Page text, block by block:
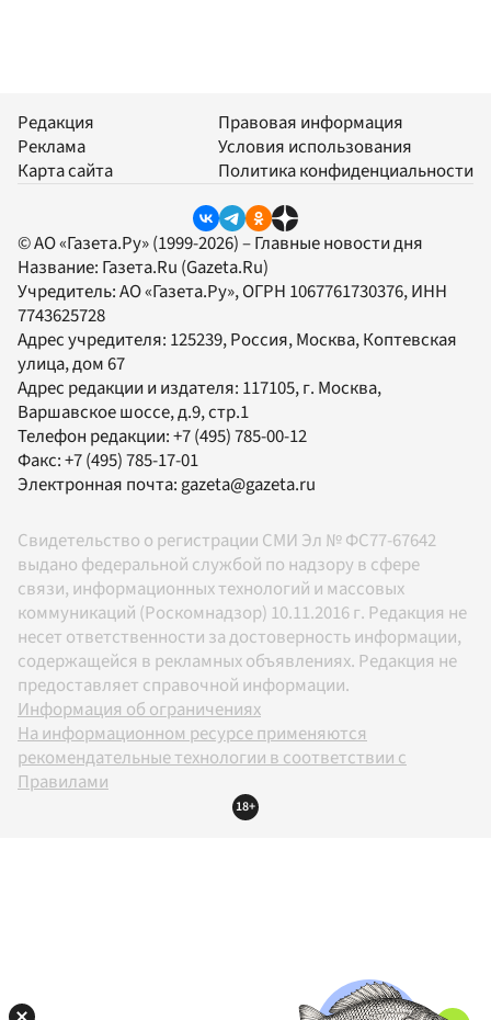
Редакция
Реклама
Карта сайта
Правовая информация
Условия использования
Политика конфиденциальности
© АО «Газета.Ру» (1999-2026) – Главные новости дня
Название: Газета.Ru (Gazeta.Ru)
Учредитель:АО «Газета.Ру», ОГРН 1067761730376, ИНН
7743625728
Адрес учредителя: 125239, Россия, Москва, Коптевская
улица, дом 67
Адрес редакции и издателя: 117105, г. Москва,
Варшавское шоссе, д.9, стр.1
Телефон редакции:+7 (495) 785-00-12
Факс:+7 (495) 785-17-01
Электронная почта: gazeta@gazeta.ru
Свидетельство о регистрации СМИ Эл № ФС77-67642
выдано федеральной службой по надзору в сфере
связи, информационных технологий и массовых
коммуникаций (Роскомнадзор) 10.11.2016 г. Редакция не
несет ответственности за достоверность информации,
содержащейся в рекламных объявлениях. Редакция не
предоставляет справочной информации.
Информация об ограничениях
На информационном ресурсе применяются
рекомендательные технологии в соответствии с
Правилами
18+